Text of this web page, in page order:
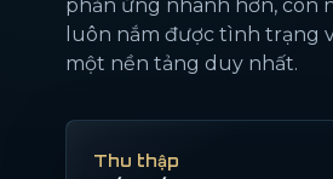
phản ứng nhanh hơn, còn
luôn nắm được tình trạng
một nền tảng duy nhất.
Thu thập